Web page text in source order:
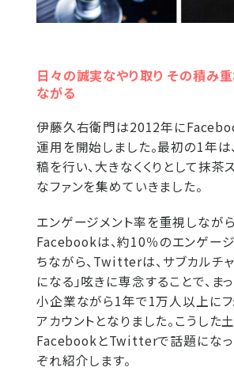
日々の誠実なやり取り その積み
ながる
伊藤久右衛門は2012年に
運用を開始しました。最初の1年は
稿を行い、大きなくくりとして抹茶
なファンを集めていきました。
エンゲージメント率を重視しなが
Facebookは、約10％のエンゲー
ちながら、Twitterは、サブカルチ
になる」呟きに専念することで、ま
小企業ながら1年で1万人以上に
アカウントとなりました。こうした
FacebookとTwitterで話題にな
ぞれ紹介します。